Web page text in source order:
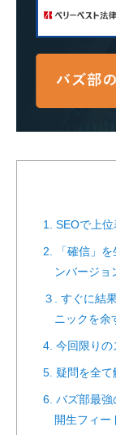
1. SEOで上
2. 「確信」を
ンバージョ
３. すぐに結
ニックを余
4. 今回限り
5. 疑問を全て
6. バズ部最
開生フィー